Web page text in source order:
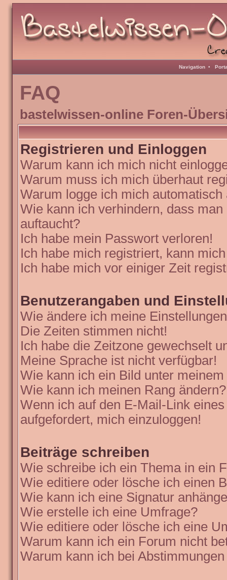
Navigation •
FAQ
bastelwissen-online Foren-
Registrieren und Einloggen
Warum kann ich mich nicht
Warum muss ich mich überhaut
Warum logge ich mich automatisch
Wie kann ich verhindern, dass
auftaucht?
Ich habe mein Passwort verloren!
Ich habe mich registriert, kann
Ich habe mich vor einiger Zeit
Benutzerangaben und
Wie ändere ich meine
Die Zeiten stimmen nicht!
Ich habe die Zeitzone gewechselt
Meine Sprache ist nicht verfügbar!
Wie kann ich ein Bild unter
Wie kann ich meinen Rang ändern?
Wenn ich auf den E-Mail-Link
aufgefordert, mich einzuloggen!
Beiträge schreiben
Wie schreibe ich ein Thema in ein
Wie editiere oder lösche ich einen
Wie kann ich eine Signatur
Wie erstelle ich eine Umfrage?
Wie editiere oder lösche ich eine
Warum kann ich ein Forum nicht
Warum kann ich bei